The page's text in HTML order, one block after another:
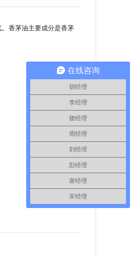
香茅油主要成分是香茅
在线咨询
胡经理
李经理
饶经理
周经理
刘经理
彭经理
谢经理
宋经理